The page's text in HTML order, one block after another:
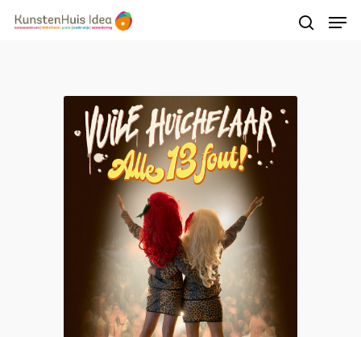
druk op ESC om te sluiten